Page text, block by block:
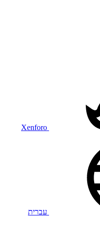
Xenforo
עברית